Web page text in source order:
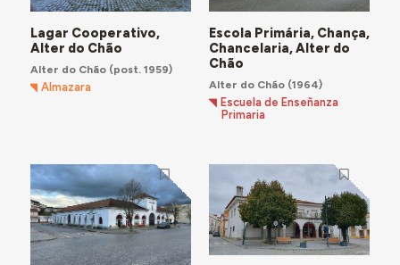
Lagar Cooperativo,
Alter do Chão
Alter do Chão(post. 1959)
Almazara
Escola Primária, Chança,
Chancelaria, Alter do
Chão
Alter do Chão(1964)
Escuela de Enseñanza
Primaria